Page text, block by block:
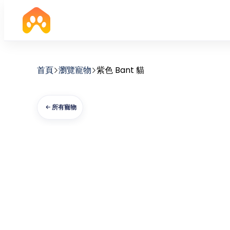
首頁 瀏覽寵物 紫色 Bant 貓
所有寵物